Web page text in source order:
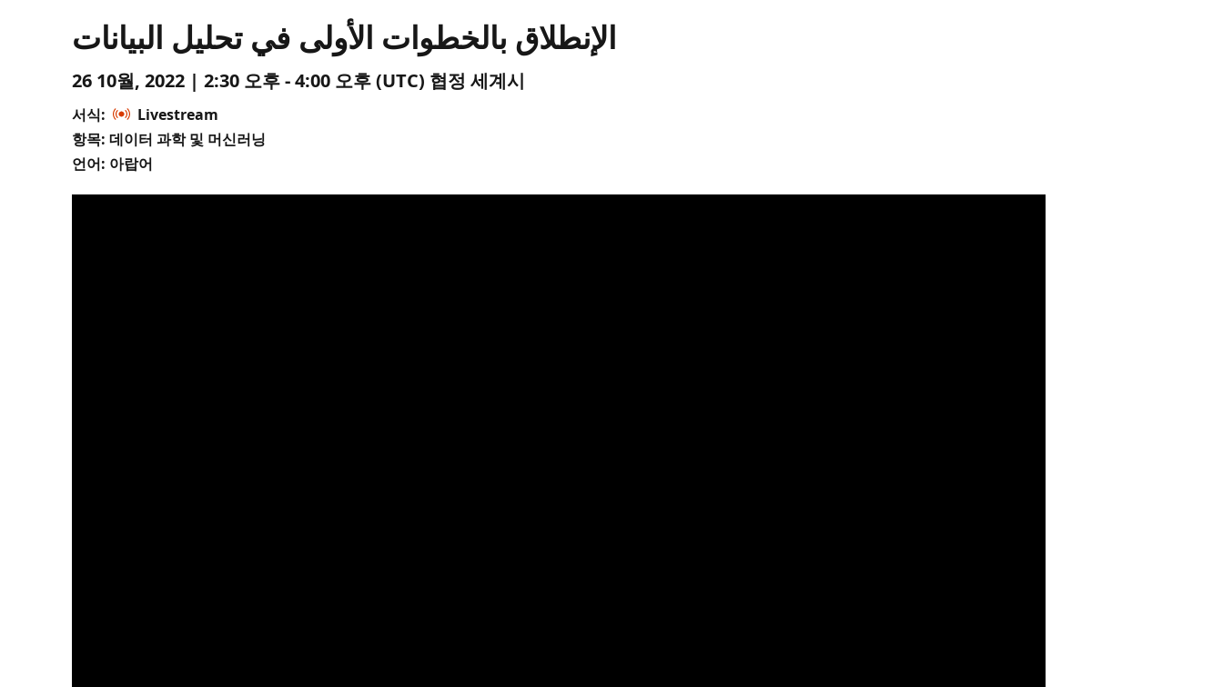
الإنطلاق بالخطوات الأولى في تحليل البيانات
26 10월, 2022 | 2:30 오후 - 4:00 오후 (UTC) 협정 세계시
서식:
Livestream
항목: 데이터 과학 및 머신러닝
언어: 아랍어